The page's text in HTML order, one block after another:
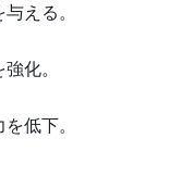
える。
化。
低下。